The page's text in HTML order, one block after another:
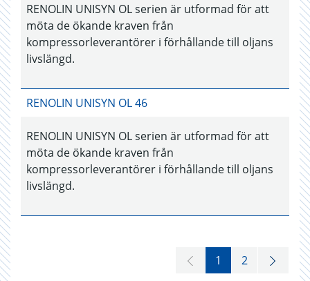
RENOLIN UNISYN OL serien är utformad för att
möta de ökande kraven från
kompressorleverantörer i förhållande till oljans
livslängd.
RENOLIN UNISYN OL 46
RENOLIN UNISYN OL serien är utformad för att
möta de ökande kraven från
kompressorleverantörer i förhållande till oljans
livslängd.
1 2